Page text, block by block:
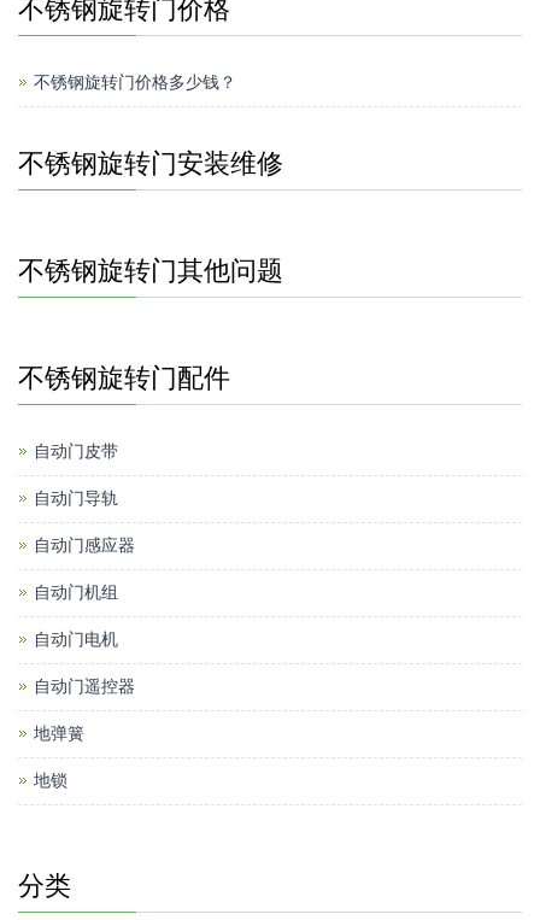
不锈钢旋转门价格
不锈钢旋转门价格多少钱？
不锈钢旋转门安装维修
不锈钢旋转门其他问题
不锈钢旋转门配件
自动门皮带
自动门导轨
自动门感应器
自动门机组
自动门电机
自动门遥控器
地弹簧
地锁
分类